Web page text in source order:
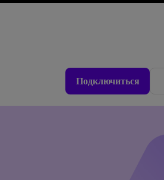
Подключиться